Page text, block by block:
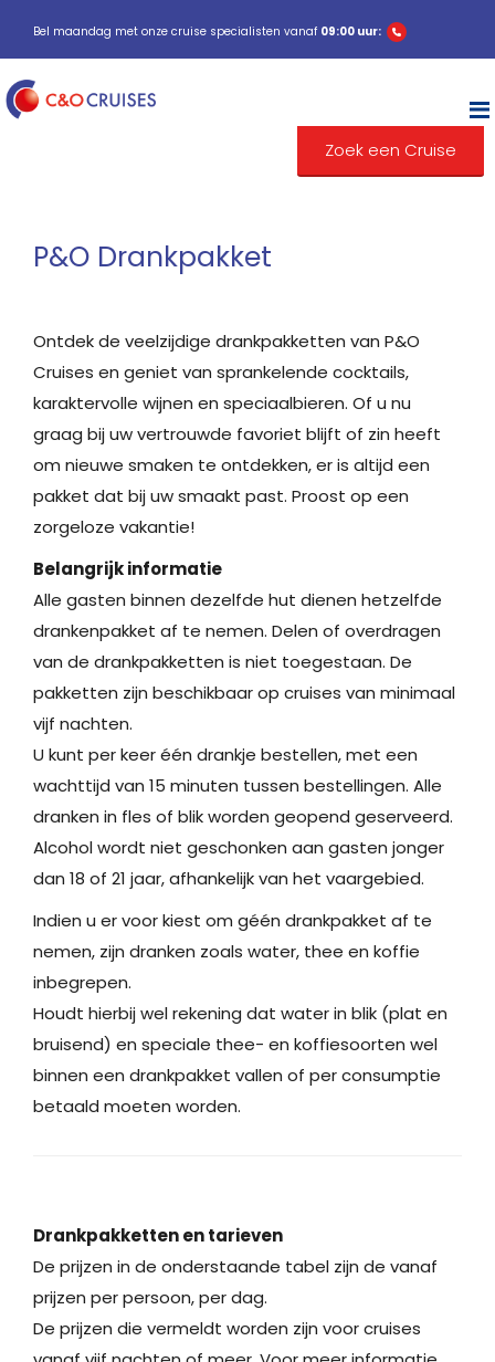
Bel maandag met onze cruise specialisten vanaf 09:00 uur:
Zoek een Cruise
P&O Drankpakket
Ontdek de veelzijdige drankpakketten van P&O
Cruises en geniet van sprankelende cocktails,
karaktervolle wijnen en speciaalbieren. Of u nu
graag bij uw vertrouwde favoriet blijft of zin heeft
om nieuwe smaken te ontdekken, er is altijd een
pakket dat bij uw smaakt past. Proost op een
zorgeloze vakantie!
Belangrijk informatie
Alle gasten binnen dezelfde hut dienen hetzelfde
drankenpakket af te nemen. Delen of overdragen
van de drankpakketten is niet toegestaan. De
pakketten zijn beschikbaar op cruises van minimaal
vijf nachten.
U kunt per keer één drankje bestellen, met een
wachttijd van 15 minuten tussen bestellingen. Alle
dranken in fles of blik worden geopend geserveerd.
Alcohol wordt niet geschonken aan gasten jonger
dan 18 of 21 jaar, afhankelijk van het vaargebied.
Indien u er voor kiest om géén drankpakket af te
nemen, zijn dranken zoals water, thee en koffie
inbegrepen.
Houdt hierbij wel rekening dat water in blik (plat en
bruisend) en speciale thee- en koffiesoorten wel
binnen een drankpakket vallen of per consumptie
betaald moeten worden.
Drankpakketten en tarieven
De prijzen in de onderstaande tabel zijn de vanaf
prijzen per persoon, per dag.
De prijzen die vermeldt worden zijn voor cruises